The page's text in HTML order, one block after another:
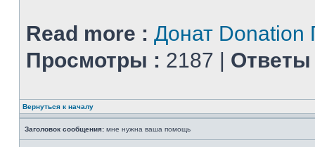
Read more : Донат
Просмотры : 2187 | Ответы
Вернуться к началу
Заголовок сообщения: мне нужна ваша помощь